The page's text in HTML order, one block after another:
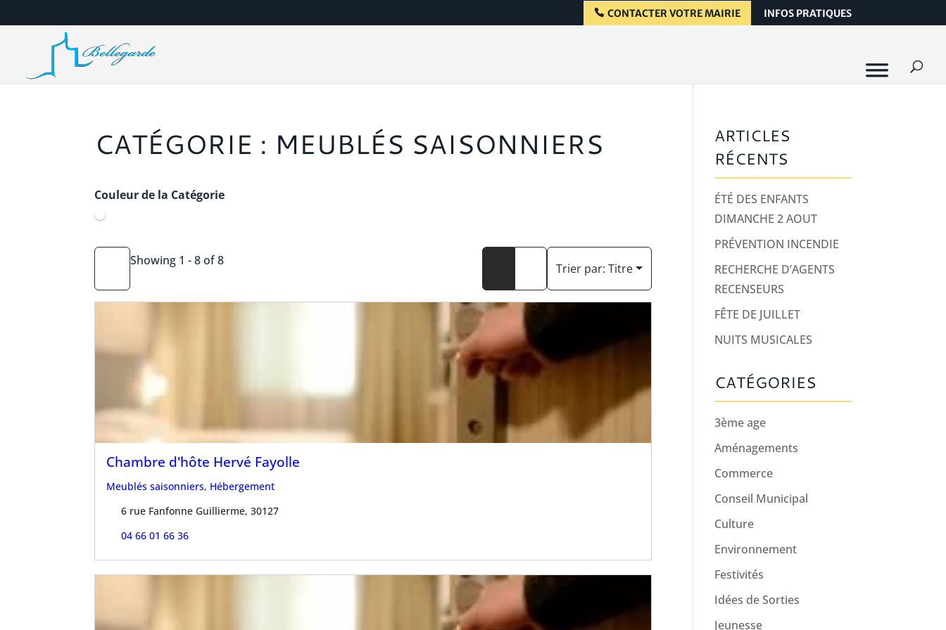
CONTACTER VOTRE MAIRIE INFOS PRATIQUES
CATÉGORIE : MEUBLÉS SAISONNIERS
Couleur de la Catégorie
Showing 1 - 8 of 8
Trier par:Titre
Chambre d'hôte Hervé Fayolle
Meublés saisonniers, Hébergement
6 rue Fanfonne Guillierme, 30127
04 66 01 66 36
ARTICLES
RÉCENTS
ÉTÉ DES ENFANTS
DIMANCHE 2 AOUT
PRÉVENTION INCENDIE
RECHERCHE D’AGENTS
RECENSEURS
FÊTE DE JUILLET
NUITS MUSICALES
CATÉGORIES
3ème age
Aménagements
Commerce
Conseil Municipal
Culture
Environnement
Festivités
Idées de Sorties
Jeunesse